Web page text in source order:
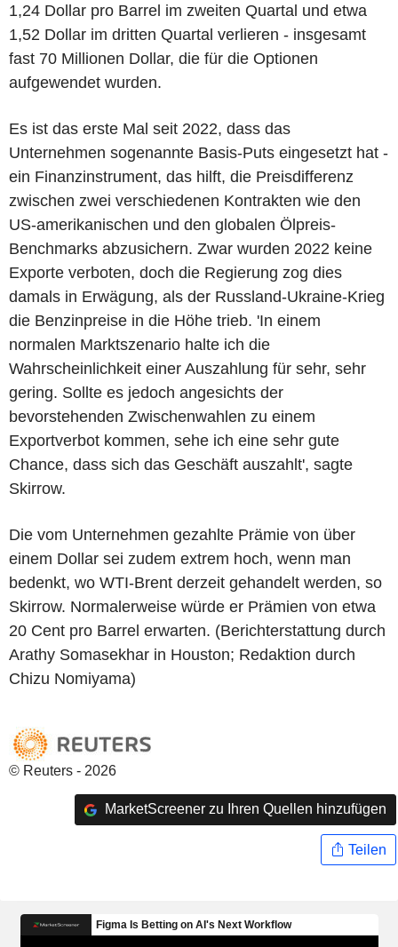
1,24 Dollar pro Barrel im zweiten Quartal und etwa
1,52 Dollar im dritten Quartal verlieren - insgesamt
fast 70 Millionen Dollar, die für die Optionen
aufgewendet wurden.
Es ist das erste Mal seit 2022, dass das
Unternehmen sogenannte Basis-Puts eingesetzt hat -
ein Finanzinstrument, das hilft, die Preisdifferenz
zwischen zwei verschiedenen Kontrakten wie den
US-amerikanischen und den globalen Ölpreis-
Benchmarks abzusichern. Zwar wurden 2022 keine
Exporte verboten, doch die Regierung zog dies
damals in Erwägung, als der Russland-Ukraine-Krieg
die Benzinpreise in die Höhe trieb. 'In einem
normalen Marktszenario halte ich die
Wahrscheinlichkeit einer Auszahlung für sehr, sehr
gering. Sollte es jedoch angesichts der
bevorstehenden Zwischenwahlen zu einem
Exportverbot kommen, sehe ich eine sehr gute
Chance, dass sich das Geschäft auszahlt', sagte
Skirrow.
Die vom Unternehmen gezahlte Prämie von über
einem Dollar sei zudem extrem hoch, wenn man
bedenkt, wo WTI-Brent derzeit gehandelt werden, so
Skirrow. Normalerweise würde er Prämien von etwa
20 Cent pro Barrel erwarten. (Berichterstattung durch
Arathy Somasekhar in Houston; Redaktion durch
Chizu Nomiyama)
© Reuters - 2026
MarketScreener zu Ihren Quellen hinzufügen
Teilen